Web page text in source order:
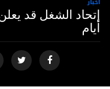
أخبار
أيام